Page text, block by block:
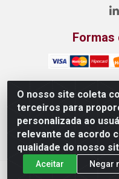
O nosso site coleta
terceiros para
personalizada ao
relevante de acordo
qualidade do nosso
Aceitar
Negar
Formas
DONIZETE
Raimundo Matias,
61.887-880 -